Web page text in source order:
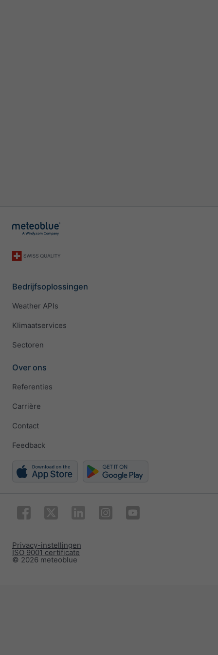
Bedrijfsoplossingen
Weather APIs
Klimaatservices
Sectoren
Over ons
Referenties
Carrière
Contact
Feedback
© 2026 meteoblue
ISO 9001 certificate
Privacy-instellingen